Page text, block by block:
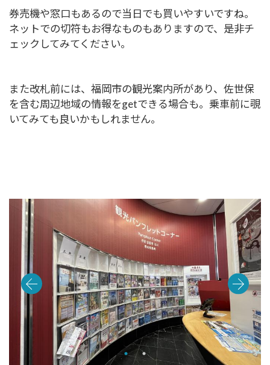
券売機や窓口もあるので当日でも買いやすいですね。
ネットでの切符もお得なものもありますので、是非チ
ェックしてみてください。
また改札前には、福岡市の観光案内所があり、佐世保
を含む周辺地域の情報をgetできる場合も。乗車前に覗
いてみても良いかもしれません。